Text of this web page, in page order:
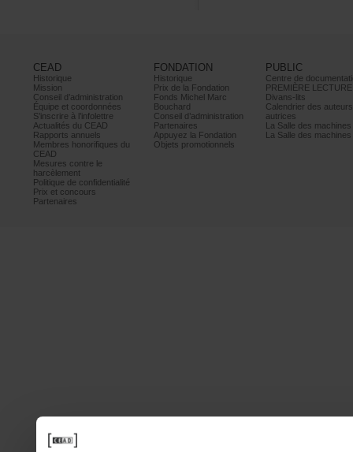
CEAD
Historique
Mission
Conseild’administration
Équipeetcoordonnées
S’inscrireàl’infolettre
ActualitésduCEAD
Rapportsannuels
Membreshonorifiquesdu
CEAD
Mesurescontrele
harcèlement
Politiquedeconfidentialité
Prixetconcours
Partenaires
FONDATION
Historique
PrixdelaFondation
FondsMichelMarc
Bouchard
Conseild’administration
Partenaires
AppuyezlaFondation
Objetspromotionnels
PUBLIC
PREMIÈRELECTURE
Divans-lits
autrices